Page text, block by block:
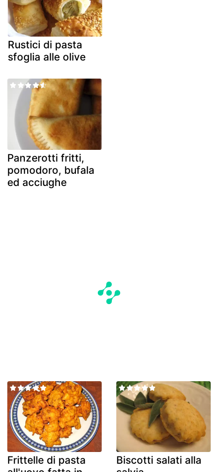
Rustici di pasta
sfoglia alle olive
Panzerotti fritti,
pomodoro, bufala
ed acciughe
Frittelle di pasta
Biscotti salati alla